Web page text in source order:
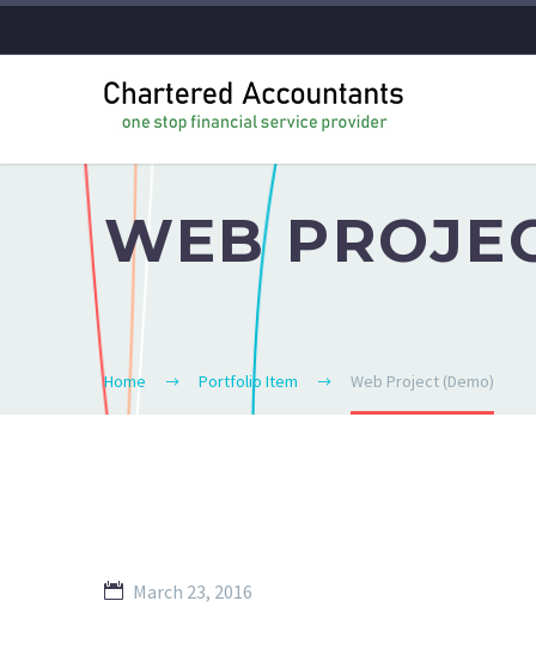
WEB
Home Portfolio Item Web Project (Demo)
March 23, 2016